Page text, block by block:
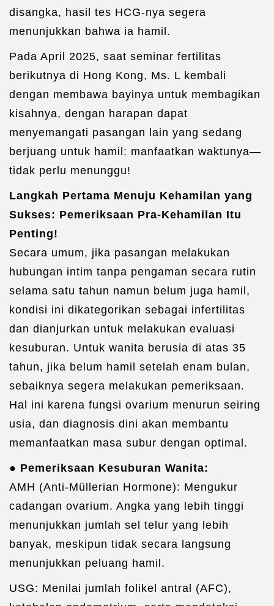
disangka, hasil tes HCG-nya segera
menunjukkan bahwa ia hamil.
Pada April 2025, saat seminar fertilitas
berikutnya di Hong Kong, Ms. L kembali
dengan membawa bayinya untuk membagikan
kisahnya, dengan harapan dapat
menyemangati pasangan lain yang sedang
berjuang untuk hamil: manfaatkan waktunya—
tidak perlu menunggu!
Langkah Pertama Menuju Kehamilan yang
Sukses: Pemeriksaan Pra-Kehamilan Itu
Penting!
Secara umum, jika pasangan melakukan
hubungan intim tanpa pengaman secara rutin
selama satu tahun namun belum juga hamil,
kondisi ini dikategorikan sebagai infertilitas
dan dianjurkan untuk melakukan evaluasi
kesuburan. Untuk wanita berusia di atas 35
tahun, jika belum hamil setelah enam bulan,
sebaiknya segera melakukan pemeriksaan.
Hal ini karena fungsi ovarium menurun seiring
usia, dan diagnosis dini akan membantu
memanfaatkan masa subur dengan optimal.
● Pemeriksaan Kesuburan Wanita:
AMH (Anti-Müllerian Hormone): Mengukur
cadangan ovarium. Angka yang lebih tinggi
menunjukkan jumlah sel telur yang lebih
banyak, meskipun tidak secara langsung
menunjukkan peluang hamil.
USG: Menilai jumlah folikel antral (AFC),